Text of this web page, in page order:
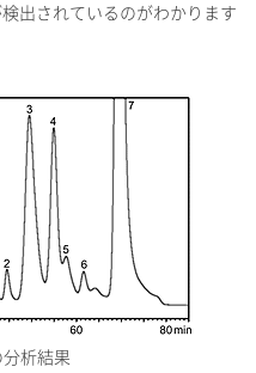
出されているのがわかります
析結果